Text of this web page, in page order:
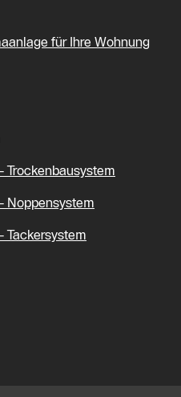
für Ihre Wohnung
Trockenbausystem
Noppensystem
Tackersystem